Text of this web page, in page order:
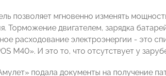
позволяет мгновенно изменять
Торможение двигателем, зарядка
расходование электроэнергии - это
M40». И это то, что отсутствует у
подала документы на получение